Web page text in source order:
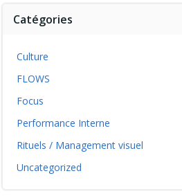
Catégories
Culture
FLOWS
Focus
Performance Interne
Rituels / Management visuel
Uncategorized